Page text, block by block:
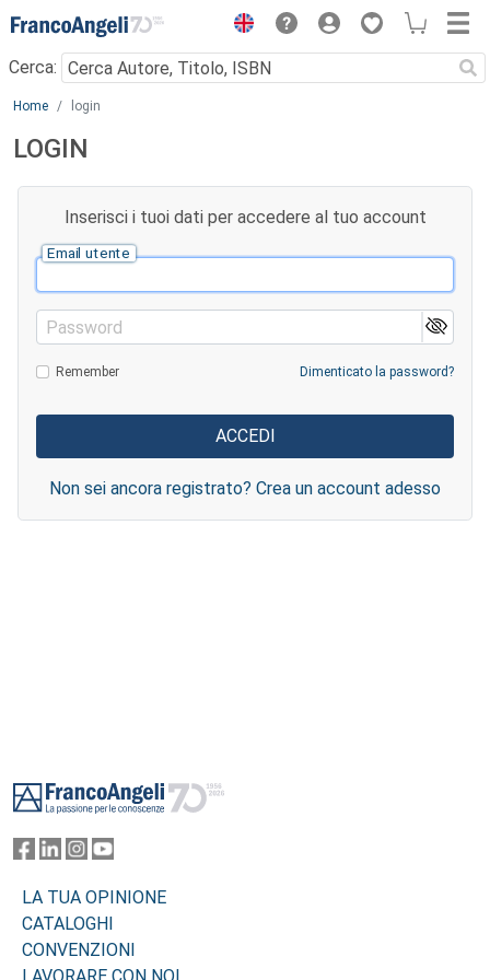
Menu
Cerca:
Main content
Home login
LOGIN
Inserisci i tuoi dati per accedere al tuo account
Email utente
Password
Remember Dimenticato la password?
Non sei ancora registrato? Crea un account adesso
LA TUA OPINIONE
CATALOGHI
CONVENZIONI